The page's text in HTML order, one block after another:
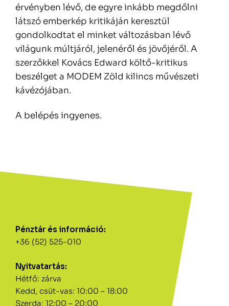
Pénztár és információ:
+36 (52) 525-010
Nyitvatartás:
Hétfő: zárva
Kedd, csüt-vas: 10:00 – 18:00
Szerda: 12:00 – 20:00
érvényben lévő, de egyre inkább megdőlni
látszó emberkép kritikáján keresztül
gondolkodtat el minket változásban lévő
világunk múltjáról, jelenéről és jövőjéről. A
szerzőkkel Kovács Edward költő-kritikus
beszélget a MODEM Zöld kilincs művészeti
kávézójában.
A belépés ingyenes.